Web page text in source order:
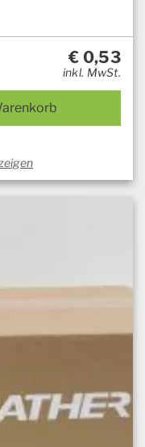
€ 0,53
inkl. MwSt.